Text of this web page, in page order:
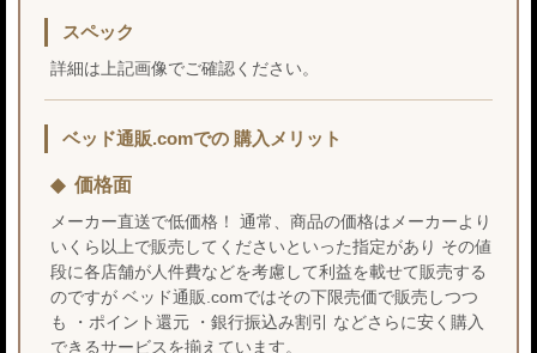
スペック
詳細は上記画像でご確認ください。
ベッド通販.comでの 購入メリット
価格面
メーカー直送で低価格！ 通常、商品の価格はメーカーより
いくら以上で販売してくださいといった指定があり その値
段に各店舗が人件費などを考慮して利益を載せて販売する
のですが ベッド通販.comではその下限売価で販売しつつ
も ・ポイント還元 ・銀行振込み割引 などさらに安く購入
できるサービスを揃えています。